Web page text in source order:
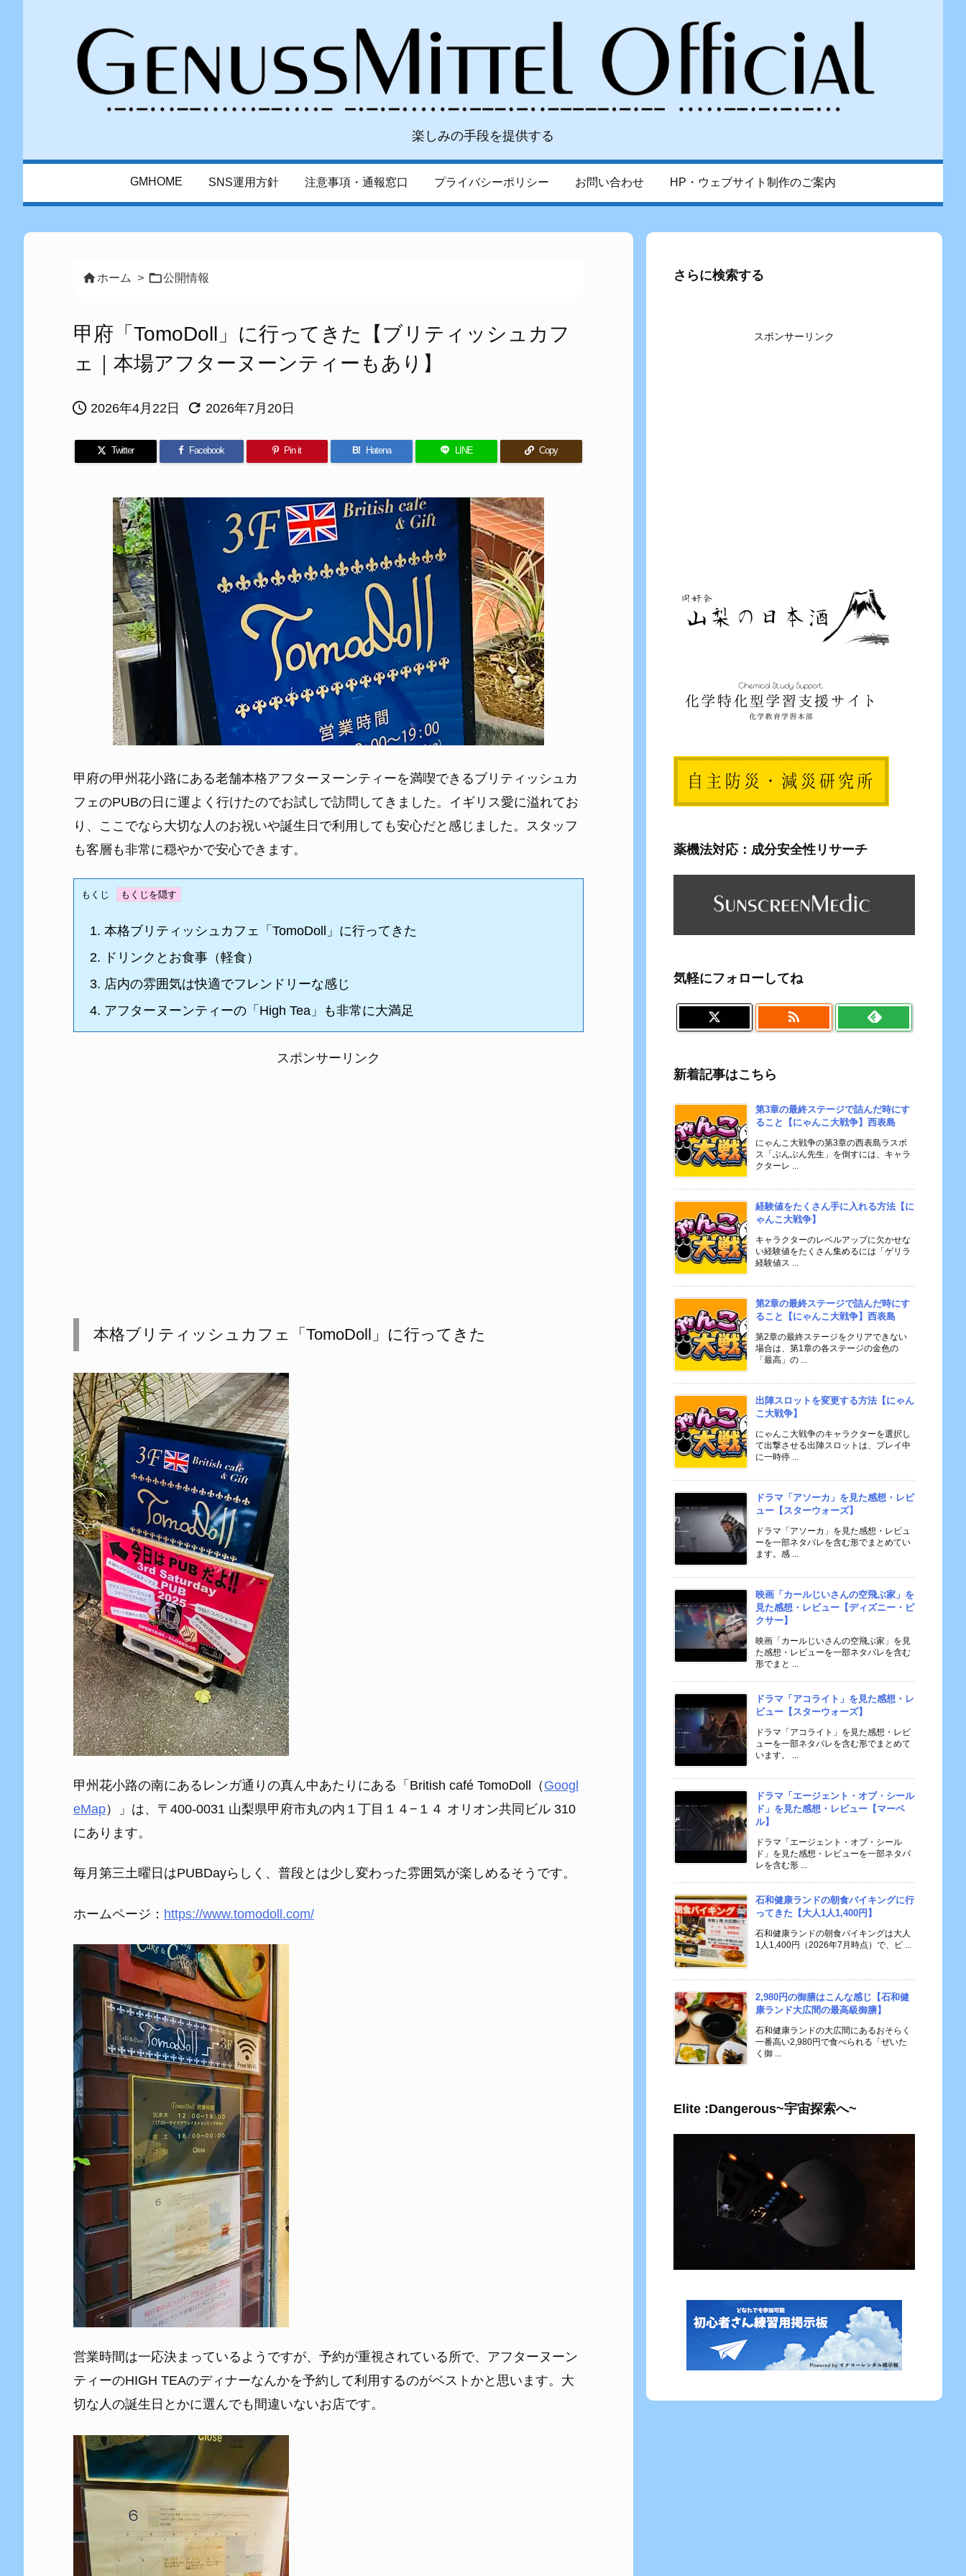
楽しみの手段を提供する
GMHOME SNS運用方針 注意事項・通報窓口 プライバシーポリシー お問い合わせ HP・ウェブサイト制作のご案内
ホーム > 公開情報
甲府「TomoDoll」に行ってきた【ブリティッシュカフ
ェ｜本場アフターヌーンティーもあり】
 2026年4月22日  2026年7月20日
Twitter Facebook Pin it B! Hatena LINE Copy
甲府の甲州花小路にある老舗本格アフターヌーンティーを満喫できるブリティッシュカ
フェのPUBの日に運よく行けたのでお試しで訪問してきました。イギリス愛に溢れてお
り、ここでなら大切な人のお祝いや誕生日で利用しても安心だと感じました。スタッフ
も客層も非常に穏やかで安心できます。
もくじ
1. 本格ブリティッシュカフェ「TomoDoll」に行ってきた
2. ドリンクとお食事（軽食）
3. 店内の雰囲気は快適でフレンドリーな感じ
4. アフターヌーンティーの「High Tea」も非常に大満足
スポンサーリンク
本格ブリティッシュカフェ「TomoDoll」に行ってきた
甲州花小路の南にあるレンガ通りの真ん中あたりにある「British café TomoDoll（ Googl
eMap）」は、〒400-0031 山梨県甲府市丸の内１丁目１４−１４ オリオン共同ビル 310
にあります。
毎月第三土曜日はPUBDayらしく、普段とは少し変わった雰囲気が楽しめるそうです。
ホームページ： https://www.tomodoll.com/
営業時間は一応決まっているようですが、予約が重視されている所で、アフターヌーン
ティーのHIGH TEAのディナーなんかを予約して利用するのがベストかと思います。大
切な人の誕生日とかに選んでも間違いないお店です。
さらに検索する
スポンサーリンク
薬機法対応：成分安全性リサーチ
気軽にフォローしてね

新着記事はこちら
第3章の最終ステージで詰んだ時にす
ること【にゃんこ大戦争】西表島
にゃんこ大戦争の第3章の西表島ラスボ
ス「ぶんぶん先生」を倒すには、キャラ
クターレ ...
経験値をたくさん手に入れる方法【に
ゃんこ大戦争】
キャラクターのレベルアップに欠かせな
い経験値をたくさん集めるには「ゲリラ
経験値ス ...
第2章の最終ステージで詰んだ時にす
ること【にゃんこ大戦争】西表島
第2章の最終ステージをクリアできない
場合は、第1章の各ステージの金色の
「最高」の ...
出陣スロットを変更する方法【にゃん
こ大戦争】
にゃんこ大戦争のキャラクターを選択し
て出撃させる出陣スロットは、プレイ中
に一時停 ...
ドラマ「アソーカ」を見た感想・レビ
ュー【スターウォーズ】
ドラマ「アソーカ」を見た感想・レビュ
ーを一部ネタバレを含む形でまとめてい
ます。感 ...
映画「カールじいさんの空飛ぶ家」を
見た感想・レビュー【ディズニー・ピ
クサー】
映画「カールじいさんの空飛ぶ家」を見
た感想・レビューを一部ネタバレを含む
形でまと ...
ドラマ「アコライト」を見た感想・レ
ビュー【スターウォーズ】
ドラマ「アコライト」を見た感想・レビ
ューを一部ネタバレを含む形でまとめて
います。 ...
ドラマ「エージェント・オブ・シール
ド」を見た感想・レビュー【マーベ
ル】
ドラマ「エージェント・オブ・シール
ド」を見た感想・レビューを一部ネタバ
レを含む形 ...
石和健康ランドの朝食バイキングに行
ってきた【大人1人1,400円】
石和健康ランドの朝食バイキングは大人
1人1,400円（2026年7月時点）で、ビ ...
2,980円の御膳はこんな感じ【石和健
康ランド大広間の最高級御膳】
石和健康ランドの大広間にあるおそらく
一番高い2,980円で食べられる「ぜいた
く御 ...
Elite :Dangerous~宇宙探索へ~